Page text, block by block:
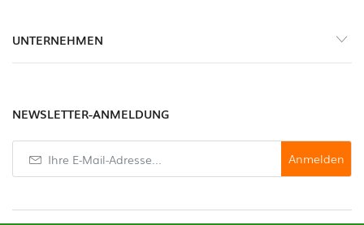
UNTERNEHMEN
NEWSLETTER-ANMELDUNG
Anmelden
Scharfe
Pasten
Trockenfrüchte
Edle